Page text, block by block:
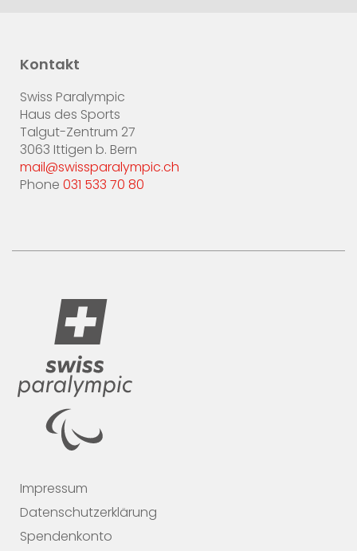
Kontakt
Swiss Paralympic
Haus des Sports
Talgut-Zentrum 27
3063 Ittigen b. Bern
mail@swissparalympic.ch
Phone 031 533 70 80
Impressum
Datenschutzerklärung
Spendenkonto